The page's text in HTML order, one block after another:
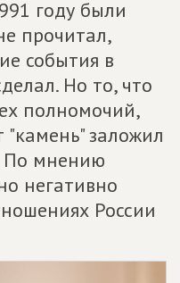
году были
прочитал,
события в
Но то, что
полномочий,
"камень" заложил
По мнению
негативно
России